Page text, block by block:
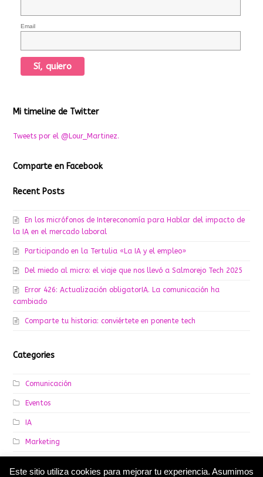
Email
Mi timeline de Twitter
Tweets por el @Lour_Martinez.
Comparte en Facebook
Recent Posts
En los micrófonos de Intereconomía para Hablar del impacto de
la IA en el mercado laboral
Participando en la Tertulia «La IA y el empleo»
Del miedo al micro: el viaje que nos llevó a Salmorejo Tech 2025
Error 426: Actualización obligatorIA. La comunicación ha
cambiado
Comparte tu historia: conviértete en ponente tech
Categories
Comunicación
Eventos
IA
Marketing
Este sitio utiliza cookies para mejorar tu experiencia. Asumimos